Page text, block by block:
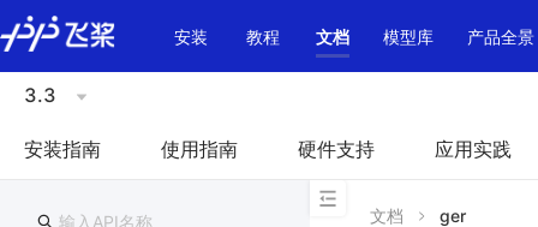
\u200E
安装
教程 文档 模型库 产品全景
3.3
安装指南 使用指南 硬件支持 应用实践
文档 ger